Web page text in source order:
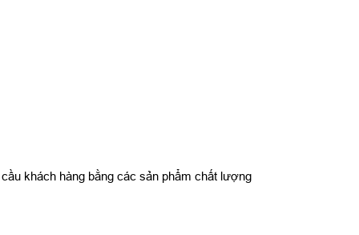
khách hàng bằng các sản phẩm chất lượng